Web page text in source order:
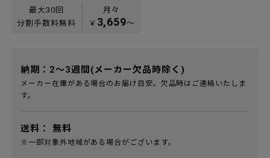
最大30回
分割手数料無料
月々
￥ 3,659〜
納期：2～3週間(メーカー欠品時除く)
メーカー在庫がある場合のお届け目安。欠品時はご連絡いたしま
す。
送料： 無料
※一部対象外地域がある場合がございます。